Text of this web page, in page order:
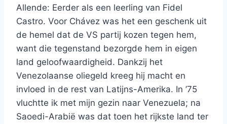
Allende: Eerder als een leerling van Fidel
Castro. Voor Chávez was het een geschenk uit
de hemel dat de VS partij kozen tegen hem,
want die tegenstand bezorgde hem in eigen
land geloofwaardigheid. Dankzij het
Venezolaanse oliegeld kreeg hij macht en
invloed in de rest van Latijns-Amerika. In ’75
vluchtte ik met mijn gezin naar Venezuela; na
Saoedi-Arabië was dat toen het rijkste land ter